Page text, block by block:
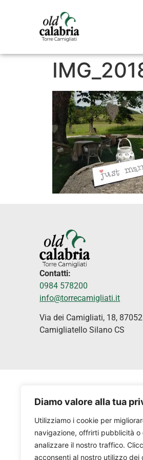
Diamo valore alla tua
Utilizziamo i cookie per
navigazione, offrirti pubblicità
analizzare il nostro traffico.
acconsenti al nostro utilizzo dei
Contatti:
0984 578200
info@torrecamigliati.it
Via dei Camigliati, 18, 87052
Camigliatello Silano CS